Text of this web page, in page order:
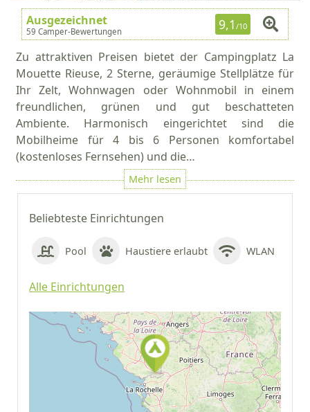
Beliebteste Einrichtungen
Pool Haustiere erlaubt WLAN
Alle Einrichtungen
Auf Google Maps
Ausgezeichnet
59 Camper-Bewertungen 9,1 /10
Zu attraktiven Preisen bietet der Campingplatz La
Mouette Rieuse, 2 Sterne, geräumige Stellplätze für
Ihr Zelt, Wohnwagen oder Wohnmobil in einem
freundlichen, grünen und gut beschatteten
Ambiente. Harmonisch eingerichtet sind die
Mobilheime für 4 bis 6 Personen komfortabel
(kostenloses Fernsehen) und die…